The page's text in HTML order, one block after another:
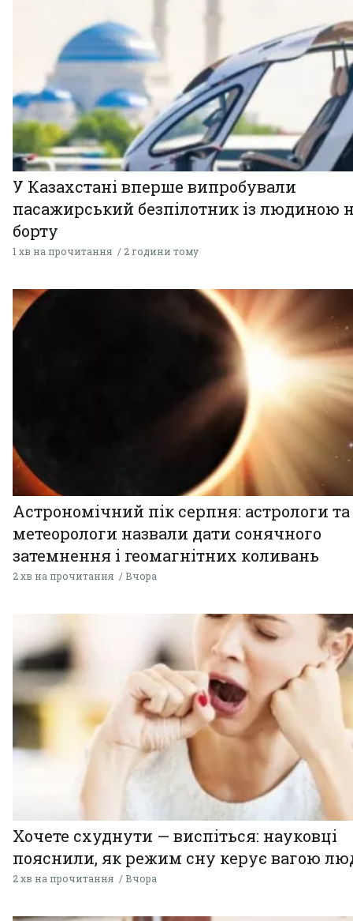
У Казахстані вперше випробували
пасажирський безпілотник із людиною
борту
1 хв на прочитання 2 години тому
Астрономічний пік серпня: астрологи та
метеорологи назвали дати сонячного
затемнення і геомагнітних коливань
2 хв на прочитання Вчора
Хочете схуднути — виспіться: науковці
пояснили, як режим сну керує вагою
2 хв на прочитання Вчора